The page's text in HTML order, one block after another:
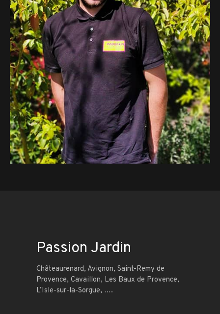
Passion Jardin
Châteaurenard, Avignon, Saint-Remy de
Provence, Cavaillon, Les Baux de Provence,
L’Isle-sur-la-Sorgue, ….